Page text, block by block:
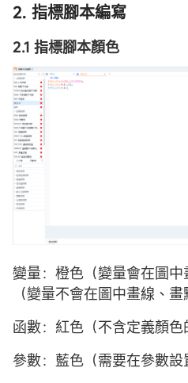
2. 指標腳本編寫
2.1 指標腳本顏色
變量：橙色（變量會在圖
（變量不會在圖中畫線、畫
函數：紅色（不含定義顏色
參數：藍色（需要在參數設